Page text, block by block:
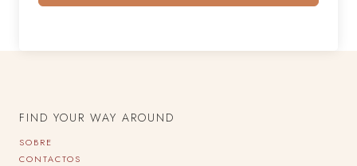
FIND YOUR WAY AROUND
SOBRE
CONTACTOS